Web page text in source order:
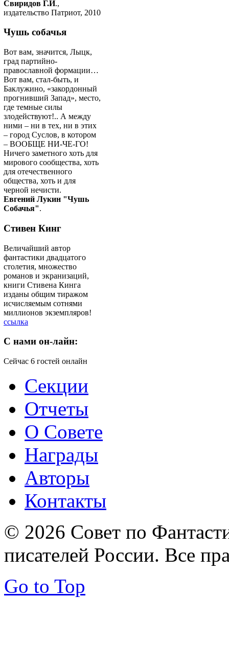
Свиридов Г.И.,
издательство Патриот, 2010
Чушь собачья
Вот вам, значится, Лыцк,
град партийно-
православной формации…
Вот вам, стал-быть, и
Баклужино, «закордонный
прогнивший Запад», место,
где темные силы
злодействуют!.. А между
ними – ни в тех, ни в этих
– город Суслов, в котором
– ВООБЩЕ НИ-ЧЕ-ГО!
Ничего заметного хоть для
мирового сообщества, хоть
для отечественного
общества, хоть и для
черной нечисти.
Евгений Лукин "Чушь
Собачья".
Стивен Кинг
Величайший автор
фантастики двадцатого
столетия, множество
романов и экранизаций,
книги Стивена Кинга
изданы общим тиражом
исчисляемым сотнями
миллионов экземпляров!
ссылка
C нами он-лайн:
Сейчас 6 гостей онлайн
Секции
Отчеты
О Совете
Награды
Авторы
Контакты
© 2026 Совет по
писателей России. Все
Go to Top